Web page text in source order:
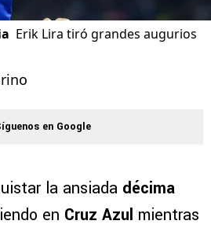
Erik Lira tiró grandes augurios
en Google
la ansiada décima
en Cruz Azul mientras